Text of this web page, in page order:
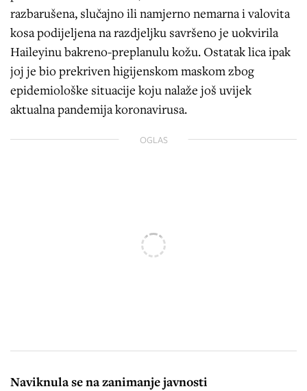
razbarušena, slučajno ili namjerno nemarna i valovita
kosa podijeljena na razdjeljku savršeno je uokvirila
Haileyinu bakreno-preplanulu kožu. Ostatak lica ipak
joj je bio prekriven higijenskom maskom zbog
epidemiološke situacije koju nalaže još uvijek
aktualna pandemija koronavirusa.
OGLAS
Naviknula se na zanimanje javnosti